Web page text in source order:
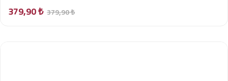
379,90 ₺ 379,90 ₺